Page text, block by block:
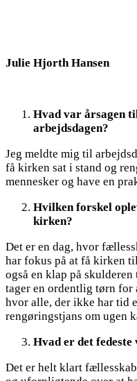
Julie Hjorth Hansen
Hvad var årsagen
arbejdsdagen?
Jeg meldte mig til
få kirken sat i stand og
mennesker og have en
Hvilken forskel
kirken?
Det er en dag, hvor
har fokus på at få kirken
også en klap på
tager en ordentlig tørn for
hvor alle, der ikke har tid
rengøringstjans om ugen
Hvad er det fedeste
Det er helt klart